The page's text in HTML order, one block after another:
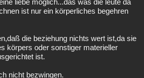
liebe möglich...das was die leute da
ist nur ein körperliches begehren
die beziehung nichts wert ist,da sie
körpers oder sonstiger materieller
ist.
nicht bezwingen.